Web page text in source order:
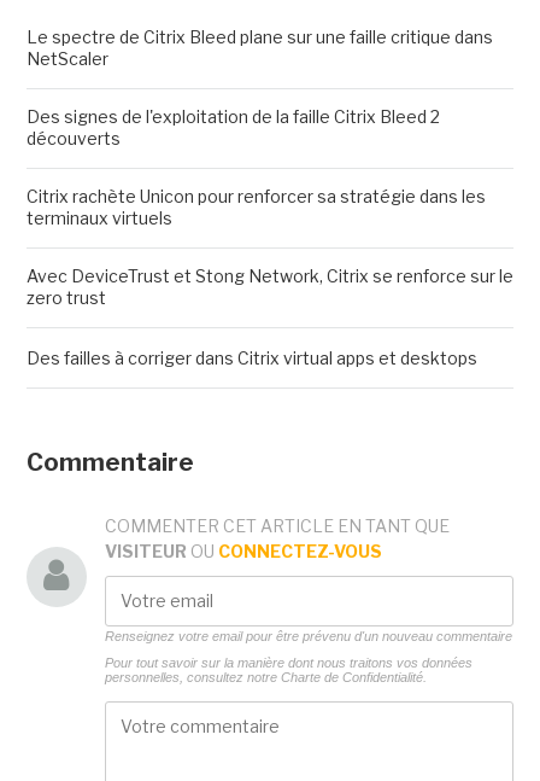
Le spectre de Citrix Bleed plane sur une faille critique dans
NetScaler
Des signes de l'exploitation de la faille Citrix Bleed 2
découverts
Citrix rachète Unicon pour renforcer sa stratégie dans les
terminaux virtuels
Avec DeviceTrust et Stong Network, Citrix se renforce sur le
zero trust
Des failles à corriger dans Citrix virtual apps et desktops
Commentaire
COMMENTER CET ARTICLE EN TANT QUE
VISITEUR OU CONNECTEZ-VOUS
Renseignez votre email pour être prévenu d'un nouveau commentaire
Pour tout savoir sur la manière dont nous traitons vos données
personnelles, consultez notre Charte de Confidentialité.